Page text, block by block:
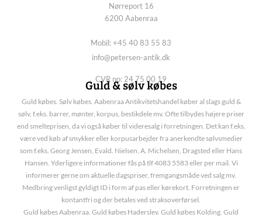
Nørreport 16
6200 Aabenraa
Mobil: +45 40 83 55 83
info@petersen-antik.dk
CVR no: 24 75 00 19
Guld & sølv købes
Guld købes. Sølv købes. Aabenraa Antikvitetshandel køber al slags guld &
sølv, f.eks. barrer, mønter, korpus, bestikdele mv. Ofte tilbydes højere priser
end smelteprisen, da vi også køber til videresalg i forretningen. Det kan f.eks.
være ved køb af smykker eller korpusarbejder fra anerkendte sølvsmedier
som f.eks. Georg Jensen, Evald. Nielsen, A. Michelsen, Dragsted eller Hans
Hansen. Yderligere informationer fås på tlf 4083 5583 eller per mail. Vi
informerer gerne om aktuelle dagspriser, fremgangsmåde ved salg mv.
Medbring venligst gyldigt ID i form af pas eller kørekort. Forretningen er
kontantfri og der betales ved straksoverførsel.
Guld købes Aabenraa. Guld købes Haderslev. Guld købes Kolding. Guld